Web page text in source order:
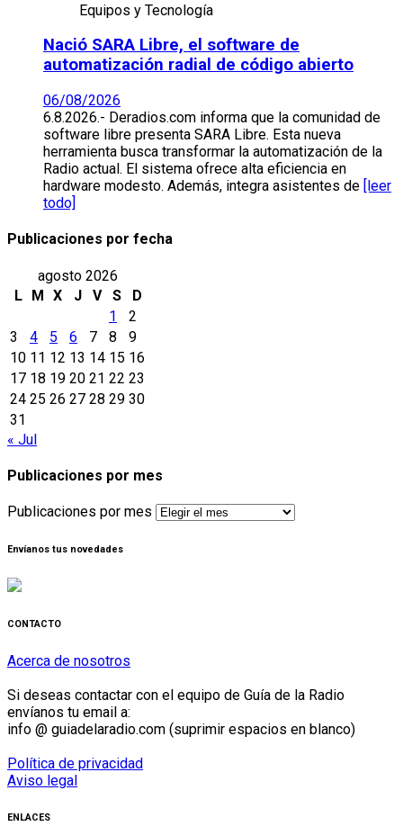
Equipos y Tecnología
Nació SARA Libre, el software de
automatización radial de código abierto
06/08/2026
6.8.2026.- Deradios.com informa que la comunidad de
software libre presenta SARA Libre. Esta nueva
herramienta busca transformar la automatización de la
Radio actual. El sistema ofrece alta eficiencia en
hardware modesto. Además, integra asistentes de [leer
todo]
Publicaciones por fecha
agosto 2026
L
M X J V S
D
1
2
3
4 5 6 7 8
9
10 11 12 13 14 15 16
17 18 19 20 21 22 23
24 25 26 27 28 29 30
31
« Jul
Publicaciones por mes
Publicaciones por mes
Envíanos tus novedades
CONTACTO
Acerca de nosotros
Si deseas contactar con el equipo de Guía de la Radio
envíanos tu email a:
info @ guiadelaradio.com (suprimir espacios en blanco)
Política de privacidad
Aviso legal
ENLACES